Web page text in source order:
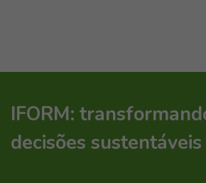
IFORM:
decisões sustentáveis